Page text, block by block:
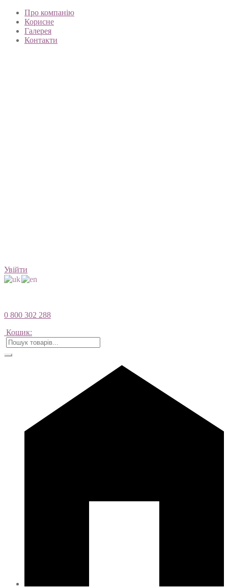
Про компанію
Корисне
Галерея
Контакти
Увійти
0 800 302 288
Кошик: